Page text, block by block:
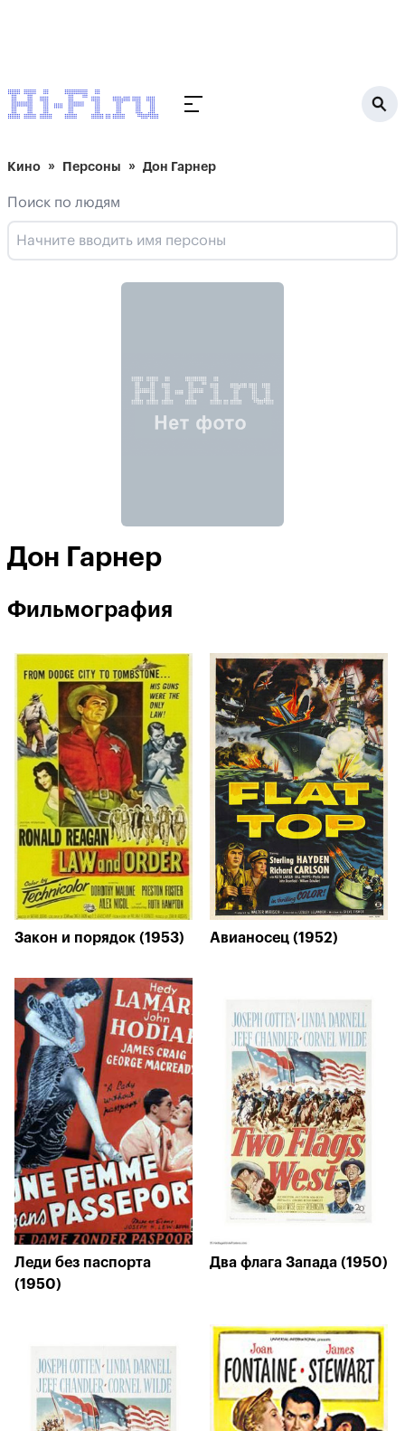
Кино Персоны Дон Гарнер
Поиск по людям
Дон Гарнер
Фильмография
Закон и порядок (1953) Авианосец (1952)
Леди без паспорта
(1950)
Два флага Запада (1950)